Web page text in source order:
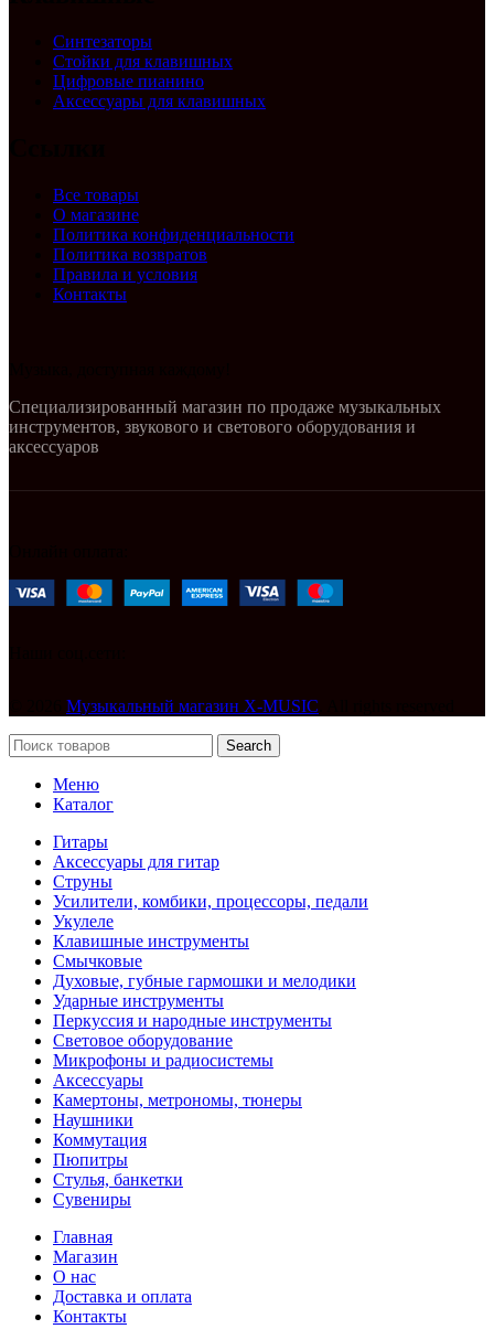
Синтезаторы
Стойки для клавишных
Цифровые пианино
Аксессуары для клавишных
Все товары
О магазине
Политика конфиденциальности
Политика возвратов
Правила и условия
Контакты
Специализированный магазин по продаже музыкальных
инструментов, звукового и светового оборудования и
аксессуаров
Музыкальный магазин X-MUSIC
Search
Меню
Каталог
Гитары
Аксессуары для гитар
Струны
Усилители, комбики, процессоры, педали
Укулеле
Клавишные инструменты
Смычковые
Духовые, губные гармошки и мелодики
Ударные инструменты
Перкуссия и народные инструменты
Световое оборудование
Микрофоны и радиосистемы
Аксессуары
Камертоны, метрономы, тюнеры
Наушники
Коммутация
Пюпитры
Стулья, банкетки
Сувениры
Главная
Магазин
О нас
Доставка и оплата
Контакты